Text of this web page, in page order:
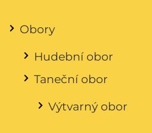
Obory
Hudební obor
Taneční obor
Výtvarný obor